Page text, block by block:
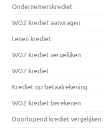
Ondernemerskrediet
WOZ krediet aanvragen
Lenen krediet
WOZ krediet vergelijken
WOZ krediet
Krediet op betaalrekening
WOZ krediet berekenen
Doorlopend krediet vergelijken